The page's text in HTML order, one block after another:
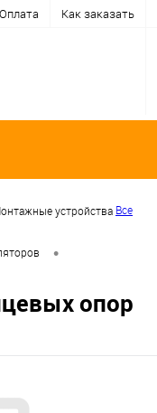
Оплата Как заказать
устройства Все
•
опор